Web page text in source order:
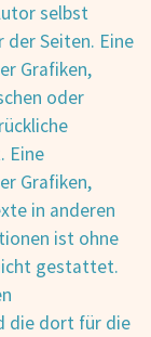
selbst
Seiten. Eine
Grafiken,
oder
Eine
Grafiken,
in anderen
ist ohne
gestattet.
die dort für die